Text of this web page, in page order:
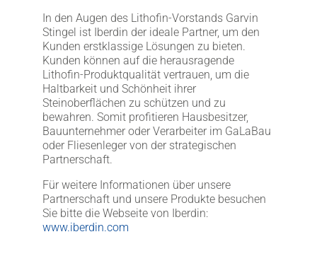
In den Augen des Lithofin-Vorstands Garvin
Stingel ist Iberdin der ideale Partner, um den
Kunden erstklassige Lösungen zu bieten.
Kunden können auf die herausragende
Lithofin-Produktqualität vertrauen, um die
Haltbarkeit und Schönheit ihrer
Steinoberflächen zu schützen und zu
bewahren. Somit profitieren Hausbesitzer,
Bauunternehmer oder Verarbeiter im GaLaBau
oder Fliesenleger von der strategischen
Partnerschaft.
Für weitere Informationen über unsere
Partnerschaft und unsere Produkte besuchen
Sie bitte die Webseite von Iberdin:
www.iberdin.com